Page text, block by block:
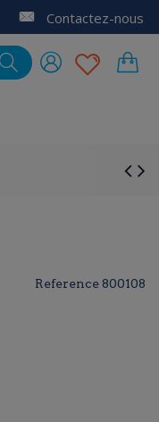
Contactez-nous
Reference 800108